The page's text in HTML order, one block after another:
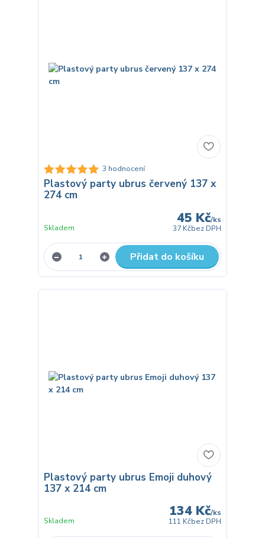
3 hodnocení
Plastový party ubrus červený 137 x
274 cm
45 Kč/ks
37 Kčbez DPH
Skladem
Přidat do košíku
Plastový party ubrus Emoji duhový
137 x 214 cm
134 Kč/ks
111 Kčbez DPH
Skladem